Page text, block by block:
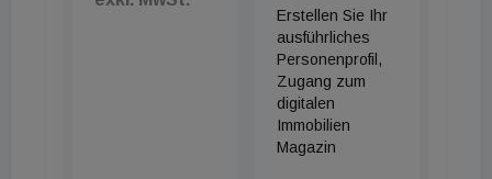
Erstellen Sie Ihr
ausführliches
Personenprofil,
Zugang zum
digitalen
Immobilien
Magazin